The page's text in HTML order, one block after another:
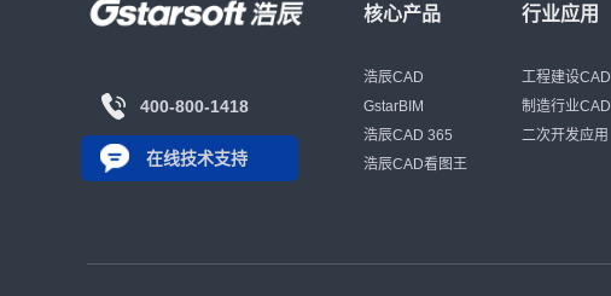
400-800-1418
在线技术支持
核心产品
浩辰CAD
GstarBIM
浩辰CAD 365
浩辰CAD看图王
行业应用
工程建设CAD
制造行业CAD
二次开发应用